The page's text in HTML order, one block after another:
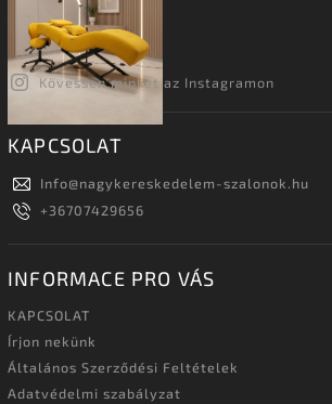
Kövessen minket az Instagramon
KAPCSOLAT
Info@nagykereskedelem-szalonok.hu
+36707429656
INFORMACE PRO VÁS
KAPCSOLAT
Írjon nekünk
Általános Szerződési Feltételek
Adatvédelmi szabályzat